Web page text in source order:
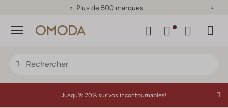
Plus de 500 marques
Menu
Jusqu'à: 70% sur vos incontournables!